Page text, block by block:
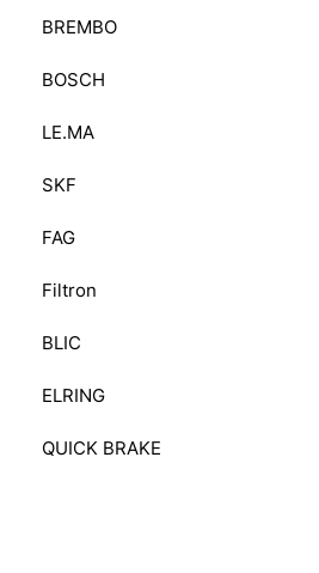
BREMBO
BOSCH
LE.MA
SKF
FAG
Filtron
BLIC
ELRING
QUICK BRAKE